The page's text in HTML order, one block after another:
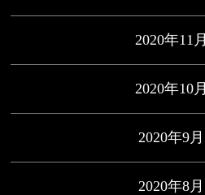
2020年11月
2020年10月
2020年9月
2020年8月